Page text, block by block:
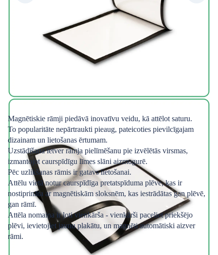
Magnētiskie rāmji piedāvā inovatīvu veidu, kā attēlot saturu.
To popularitāte nepārtraukti pieaug, pateicoties pievilcīgajam
dizainam un lietošanas ērtumam.
Uzstādīšana ietver rāmja pielīmēšanu pie izvēlētās virsmas,
izmantojot caurspīdīgu līmes slāni aizmugurē.
Pēc uzlikšanas rāmis ir gatavs lietošanai.
Attēlu vietā notur caurspīdīga pretatspīduma plēve, kas ir
nostiprināta ar magnētiskām sloksnēm, kas iestrādātas gan plēvē,
gan rāmī.
Attēla nomaiņa ir ļoti vienkārša - vienkārši paceliet priekšējo
plēvi, ievietojiet jaunu plakātu, un magnēti automātiski aizver
rāmi.